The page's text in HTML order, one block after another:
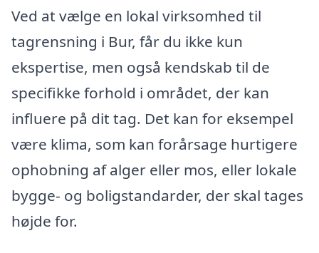
Ved at vælge en lokal virksomhed til
tagrensning i Bur, får du ikke kun
ekspertise, men også kendskab til de
specifikke forhold i området, der kan
influere på dit tag. Det kan for eksempel
være klima, som kan forårsage hurtigere
ophobning af alger eller mos, eller lokale
bygge- og boligstandarder, der skal tages
højde for.